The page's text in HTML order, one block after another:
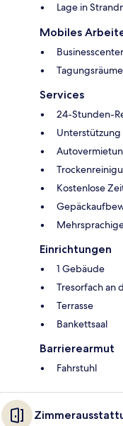
Lage in
Mobiles
Businesscenter
Tagungsräume
Services
24-Stunden-
Kostenlose
Einrichtungen
1 Gebäude
Tresorfach an
Terrasse
Bankettsaal
Barrierearmut
Fahrstuhl